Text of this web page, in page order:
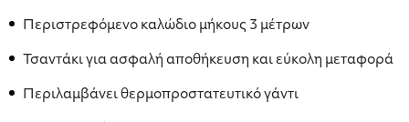
Περιστρεφόμενο καλώδιο μήκους 3 μέτρων
Τσαντάκι για ασφαλή αποθήκευση και εύκολη μεταφορά
Περιλαμβάνει θερμοπροστατευτικό γάντι